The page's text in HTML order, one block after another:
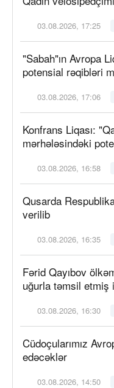
03.08.2026, 17:25
"Sabah"ın Avropa
potensial rəqibləri
03.08.2026, 17:06
Konfrans Liqası:
mərhələsindəki
03.08.2026, 16:58
Qusarda
verilib
03.08.2026, 16:35
Fərid Qayıbov
uğurla təmsil etmiş
03.08.2026, 16:30
Cüdoçularımız
edəcəklər
03.08.2026, 14:50